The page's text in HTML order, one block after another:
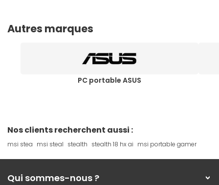
Autres marques
PC portable ASUS
Nos clients recherchent aussi :
msi stea msi steal stealth stealth 18 hx ai msi portable gamer
Qui sommes-nous ?